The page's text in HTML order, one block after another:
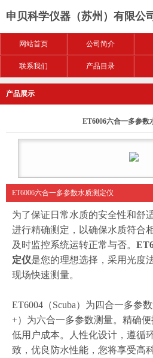
申贝科学仪器（苏州）有限公司
网站首页 公司简介
联系我们 产品目录
产品展示
ET6006六合一多参数
ET6006六合一多参数水质测定仪
为了保证日常水质的安全性和舒
进行精确测定，以确保水质符合
及时监控系统运转正常与否。
定仪是您的理想选择，采用光度
现场快速测量。
ET6004（Scuba）为四合一多参
+）为六合一多参数测量。精确
低用户成本。人性化设计，遵循
致，优良防水性能，您将享受高